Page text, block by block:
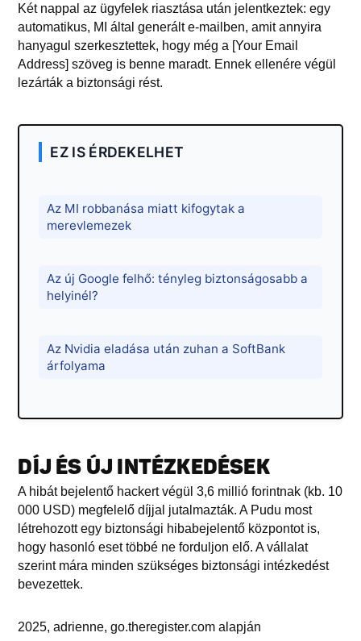
Két nappal az ügyfelek riasztása után jelentkeztek: egy
automatikus, MI által generált e-mailben, amit annyira
hanyagul szerkesztettek, hogy még a [Your Email
Address] szöveg is benne maradt. Ennek ellenére végül
lezárták a biztonsági rést.
EZ IS ÉRDEKELHET
Az MI robbanása miatt kifogytak a
merevlemezek
Az új Google felhő: tényleg biztonságosabb a
helyinél?
Az Nvidia eladása után zuhan a SoftBank
árfolyama
DÍJ ÉS ÚJ INTÉZKEDÉSEK
A hibát bejelentő hackert végül 3,6 millió forintnak (kb. 10
000 USD) megfelelő díjjal jutalmazták. A Pudu most
létrehozott egy biztonsági hibabejelentő központot is,
hogy hasonló eset többé ne forduljon elő. A vállalat
szerint mára minden szükséges biztonsági intézkedést
bevezettek.
2025, adrienne, go.theregister.com alapján